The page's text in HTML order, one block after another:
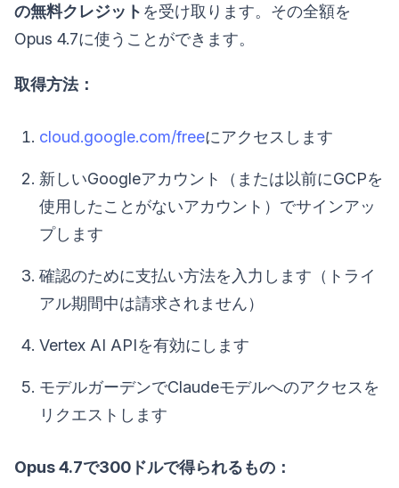
の無料クレジット を受け取ります。その全額を
Opus 4.7に使うことができます。
取得方法：
cloud.google.com/freeにアクセスします
新しいGoogleアカウント（または以前にGCPを
使用したことがないアカウント）でサインアッ
プします
確認のために支払い方法を入力します（トライ
アル期間中は請求されません）
Vertex AI APIを有効にします
モデルガーデンでClaudeモデルへのアクセスを
リクエストします
Opus 4.7で300ドルで得られるもの：